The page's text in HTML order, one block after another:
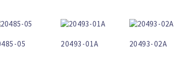
05 20493-01A 20493-02A